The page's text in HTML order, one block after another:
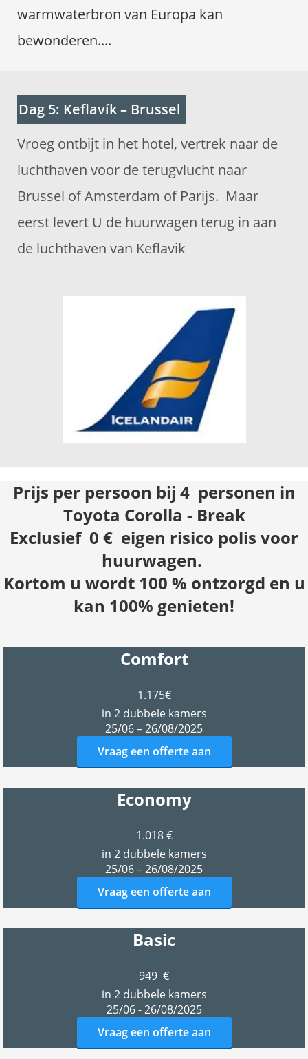
warmwaterbron van Europa kan
bewonderen....
Dag 5: Keflavík – Brussel
Vroeg ontbijt in het hotel, vertrek naar de
luchthaven voor de terugvlucht naar
Brussel of Amsterdam of Parijs. Maar
eerst levert U de huurwagen terug in aan
de luchthaven van Keflavik
Prijs per persoon bij 4 personen in
Toyota Corolla - Break
Exclusief 0 € eigen risico polis voor
huurwagen.
Kortom u wordt 100 % ontzorgd en u
kan 100% genieten!
Comfort
1.175€
in 2 dubbele kamers
25/06 – 26/08/2025
Vraag een offerte aan
Economy
1.018 €
in 2 dubbele kamers
25/06 – 26/08/2025
Vraag een offerte aan
Basic
949 €
in 2 dubbele kamers
25/06 - 26/08/2025
Vraag een offerte aan